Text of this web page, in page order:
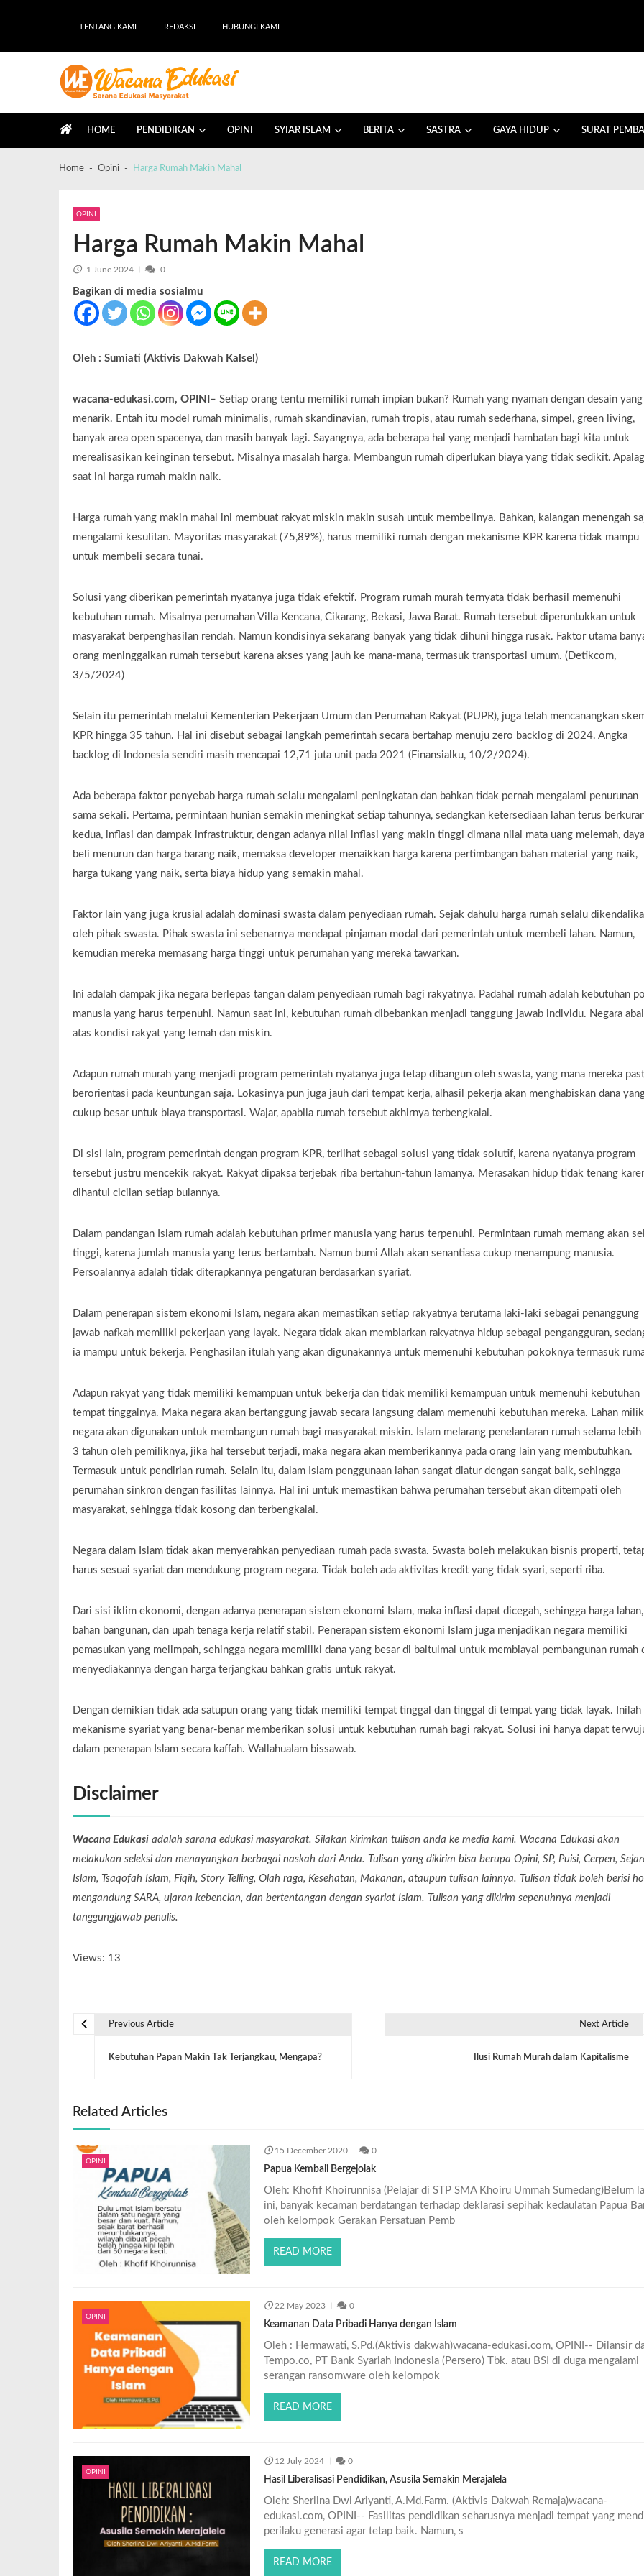
TENTANG KAMI REDAKSI HUBUNGI KAMI
HOME PENDIDIKAN OPINI SYIAR ISLAM BERITA SASTRA GAYA HIDUP SURAT
Home Opini Harga Rumah Makin Mahal
OPINI
Harga Rumah Makin Mahal
1 June 2024 0
Bagikan di media sosialmu
Oleh : Sumiati (Aktivis Dakwah Kalsel)
wacana-edukasi.com, OPINI– Setiap orang tentu memiliki rumah impian bukan? Rumah yang nyaman dengan desain yang
menarik. Entah itu model rumah minimalis, rumah skandinavian, rumah tropis, atau rumah sederhana, simpel, green living,
banyak area open spacenya, dan masih banyak lagi. Sayangnya, ada beberapa hal yang menjadi hambatan bagi kita untuk
merealisasikan keinginan tersebut. Misalnya masalah harga. Membangun rumah diperlukan biaya yang tidak sedikit.
saat ini harga rumah makin naik.
Harga rumah yang makin mahal ini membuat rakyat miskin makin susah untuk membelinya. Bahkan, kalangan menengah
mengalami kesulitan. Mayoritas masyarakat (75,89%), harus memiliki rumah dengan mekanisme KPR karena tidak mampu
untuk membeli secara tunai.
Solusi yang diberikan pemerintah nyatanya juga tidak efektif. Program rumah murah ternyata tidak berhasil memenuhi
kebutuhan rumah. Misalnya perumahan Villa Kencana, Cikarang, Bekasi, Jawa Barat. Rumah tersebut diperuntukkan untuk
masyarakat berpenghasilan rendah. Namun kondisinya sekarang banyak yang tidak dihuni hingga rusak. Faktor utama
orang meninggalkan rumah tersebut karena akses yang jauh ke mana-mana, termasuk transportasi umum. (Detikcom,
3/5/2024)
Selain itu pemerintah melalui Kementerian Pekerjaan Umum dan Perumahan Rakyat (PUPR), juga telah mencanangkan
KPR hingga 35 tahun. Hal ini disebut sebagai langkah pemerintah secara bertahap menuju zero backlog di 2024. Angka
backlog di Indonesia sendiri masih mencapai 12,71 juta unit pada 2021 (Finansialku, 10/2/2024).
Ada beberapa faktor penyebab harga rumah selalu mengalami peningkatan dan bahkan tidak pernah mengalami penurunan
sama sekali. Pertama, permintaan hunian semakin meningkat setiap tahunnya, sedangkan ketersediaan lahan terus
kedua, inflasi dan dampak infrastruktur, dengan adanya nilai inflasi yang makin tinggi dimana nilai mata uang melemah, daya
beli menurun dan harga barang naik, memaksa developer menaikkan harga karena pertimbangan bahan material yang naik,
harga tukang yang naik, serta biaya hidup yang semakin mahal.
Faktor lain yang juga krusial adalah dominasi swasta dalam penyediaan rumah. Sejak dahulu harga rumah selalu
oleh pihak swasta. Pihak swasta ini sebenarnya mendapat pinjaman modal dari pemerintah untuk membeli lahan. Namun,
kemudian mereka memasang harga tinggi untuk perumahan yang mereka tawarkan.
Ini adalah dampak jika negara berlepas tangan dalam penyediaan rumah bagi rakyatnya. Padahal rumah adalah kebutuhan
manusia yang harus terpenuhi. Namun saat ini, kebutuhan rumah dibebankan menjadi tanggung jawab individu. Negara abai
atas kondisi rakyat yang lemah dan miskin.
Adapun rumah murah yang menjadi program pemerintah nyatanya juga tetap dibangun oleh swasta, yang mana mereka
berorientasi pada keuntungan saja. Lokasinya pun juga jauh dari tempat kerja, alhasil pekerja akan menghabiskan dana
cukup besar untuk biaya transportasi. Wajar, apabila rumah tersebut akhirnya terbengkalai.
Di sisi lain, program pemerintah dengan program KPR, terlihat sebagai solusi yang tidak solutif, karena nyatanya program
tersebut justru mencekik rakyat. Rakyat dipaksa terjebak riba bertahun-tahun lamanya. Merasakan hidup tidak tenang
dihantui cicilan setiap bulannya.
Dalam pandangan Islam rumah adalah kebutuhan primer manusia yang harus terpenuhi. Permintaan rumah memang akan
tinggi, karena jumlah manusia yang terus bertambah. Namun bumi Allah akan senantiasa cukup menampung manusia.
Persoalannya adalah tidak diterapkannya pengaturan berdasarkan syariat.
Dalam penerapan sistem ekonomi Islam, negara akan memastikan setiap rakyatnya terutama laki-laki sebagai penanggung
jawab nafkah memiliki pekerjaan yang layak. Negara tidak akan membiarkan rakyatnya hidup sebagai pengangguran,
ia mampu untuk bekerja. Penghasilan itulah yang akan digunakannya untuk memenuhi kebutuhan pokoknya termasuk
Adapun rakyat yang tidak memiliki kemampuan untuk bekerja dan tidak memiliki kemampuan untuk memenuhi kebutuhan
tempat tinggalnya. Maka negara akan bertanggung jawab secara langsung dalam memenuhi kebutuhan mereka. Lahan milik
negara akan digunakan untuk membangun rumah bagi masyarakat miskin. Islam melarang penelantaran rumah selama lebih
3 tahun oleh pemiliknya, jika hal tersebut terjadi, maka negara akan memberikannya pada orang lain yang membutuhkan.
Termasuk untuk pendirian rumah. Selain itu, dalam Islam penggunaan lahan sangat diatur dengan sangat baik, sehingga
perumahan sinkron dengan fasilitas lainnya. Hal ini untuk memastikan bahwa perumahan tersebut akan ditempati oleh
masyarakat, sehingga tidak kosong dan terbengkalai.
Negara dalam Islam tidak akan menyerahkan penyediaan rumah pada swasta. Swasta boleh melakukan bisnis properti,
harus sesuai syariat dan mendukung program negara. Tidak boleh ada aktivitas kredit yang tidak syari, seperti riba.
Dari sisi iklim ekonomi, dengan adanya penerapan sistem ekonomi Islam, maka inflasi dapat dicegah, sehingga harga lahan,
bahan bangunan, dan upah tenaga kerja relatif stabil. Penerapan sistem ekonomi Islam juga menjadikan negara memiliki
pemasukan yang melimpah, sehingga negara memiliki dana yang besar di baitulmal untuk membiayai pembangunan rumah
menyediakannya dengan harga terjangkau bahkan gratis untuk rakyat.
Dengan demikian tidak ada satupun orang yang tidak memiliki tempat tinggal dan tinggal di tempat yang tidak layak. Inilah
mekanisme syariat yang benar-benar memberikan solusi untuk kebutuhan rumah bagi rakyat. Solusi ini hanya dapat
dalam penerapan Islam secara kaffah. Wallahualam bissawab.
Disclaimer
Wacana Edukasiadalah sarana edukasi masyarakat. Silakan kirimkan tulisan anda ke media kami. Wacana Edukasi akan
melakukan seleksi dan menayangkan berbagai naskah dari Anda. Tulisan yang dikirim bisa berupa Opini, SP, Puisi, Cerpen,
Islam, Tsaqofah Islam, Fiqih, Story Telling, Olah raga, Kesehatan, Makanan, ataupun tulisan lainnya. Tulisan tidak boleh berisi
mengandung SARA, ujaran kebencian, dan bertentangan dengan syariat Islam. Tulisan yang dikirim sepenuhnya menjadi
tanggungjawab penulis.
Views: 13
Previous Article
Kebutuhan Papan Makin Tak Terjangkau, Mengapa?
Next Article
Ilusi Rumah Murah dalam Kapitalisme
Related Articles
OPINI
15 December 2020 0
Papua Kembali Bergejolak
Oleh: Khofif Khoirunnisa (Pelajar di STP SMA Khoiru Ummah Sumedang)Belum
ini, banyak kecaman berdatangan terhadap deklarasi sepihak kedaulatan Papua
oleh kelompok Gerakan Persatuan Pemb
READ MORE
OPINI
22 May 2023 0
Keamanan Data Pribadi Hanya dengan Islam
Oleh : Hermawati, S.Pd.(Aktivis dakwah)wacana-edukasi.com, OPINI-- Dilansir
Tempo.co, PT Bank Syariah Indonesia (Persero) Tbk. atau BSI di duga mengalami
serangan ransomware oleh kelompok
READ MORE
OPINI
12 July 2024 0
Hasil Liberalisasi Pendidikan, Asusila Semakin Merajalela
Oleh: Sherlina Dwi Ariyanti, A.Md.Farm. (Aktivis Dakwah Remaja)wacana-
edukasi.com, OPINI-- Fasilitas pendidikan seharusnya menjadi tempat yang
perilaku generasi agar tetap baik. Namun, s
READ MORE